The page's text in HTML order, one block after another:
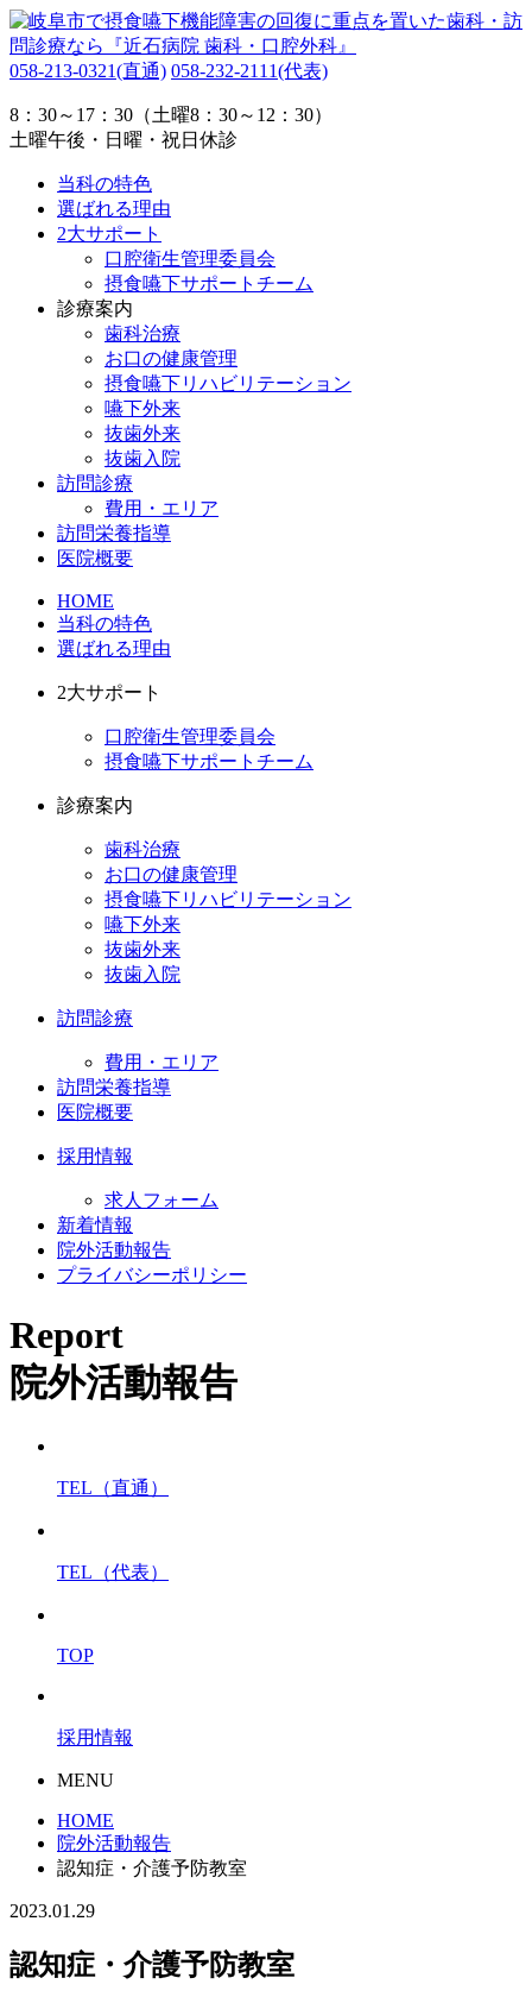
058-213-0321(直通) 058-232-2111(代表)
8：30～17：30（土曜8：30～12：30）
土曜午後・日曜・祝日休診
当科の特色
選ばれる理由
2大サポート
口腔衛生管理委員会
摂食嚥下サポートチーム
診療案内
歯科治療
お口の健康管理
摂食嚥下リハビリテーション
嚥下外来
抜歯外来
抜歯入院
訪問診療
費用・エリア
訪問栄養指導
医院概要
HOME
当科の特色
選ばれる理由
2大サポート
口腔衛生管理委員会
摂食嚥下サポートチーム
診療案内
歯科治療
お口の健康管理
摂食嚥下リハビリテーション
嚥下外来
抜歯外来
抜歯入院
訪問診療
費用・エリア
訪問栄養指導
医院概要
採用情報
求人フォーム
新着情報
院外活動報告
プライバシーポリシー
Report
院外活動報告
TEL（直通）
TEL（代表）
TOP
採用情報
MENU
HOME
院外活動報告
認知症・介護予防教室
2023.01.29
認知症・介護予防教室